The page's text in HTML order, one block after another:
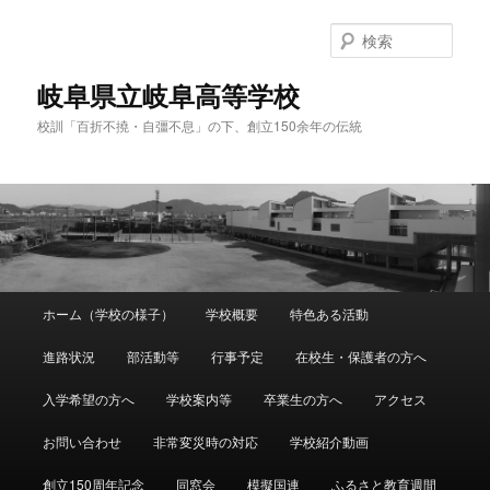
岐阜県立岐阜高等学校
校訓「百折不撓・自彊不息」の下、創立150余年の伝統
索
メ
イ
ン
コ
サ
ブ
コ
ン
ホーム（学校の様子） 学校概要 特色ある活動
進路状況 部活動等 行事予定 在校生・保護者の方へ
入学希望の方へ 学校案内等 卒業生の方へ アクセス
お問い合わせ 非常変災時の対応 学校紹介動画
創立150周年記念 同窓会 模擬国連 ふるさと教育週間